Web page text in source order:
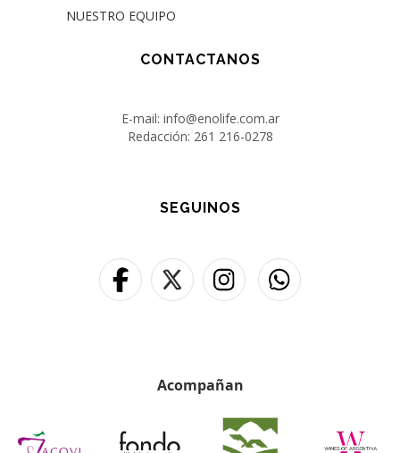
NUESTRO EQUIPO
CONTACTANOS
E-mail: info@enolife.com.ar
Redacción: 261 216-0278
SEGUINOS
Acompañan